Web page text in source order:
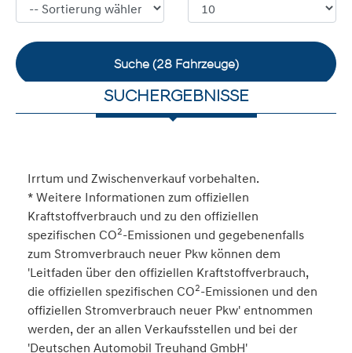
Suche (28Fahrzeuge)
SUCHERGEBNISSE
Irrtum und Zwischenverkauf vorbehalten.
* Weitere Informationen zum offiziellen
Kraftstoffverbrauch und zu den offiziellen
spezifischen CO2-Emissionen und gegebenenfalls
zum Stromverbrauch neuer Pkw können dem
'Leitfaden über den offiziellen Kraftstoffverbrauch,
die offiziellen spezifischen CO2-Emissionen und den
offiziellen Stromverbrauch neuer Pkw' entnommen
werden, der an allen Verkaufsstellen und bei der
'Deutschen Automobil Treuhand GmbH'